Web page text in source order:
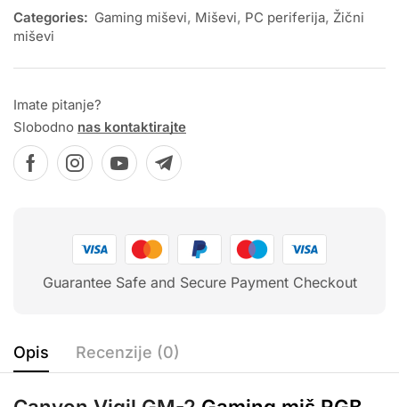
Categories: Gaming miševi, Miševi, PC periferija, Žični
miševi
Imate pitanje?
Slobodno nas kontaktirajte
Guarantee Safe and Secure Payment Checkout
Opis Recenzije (0)